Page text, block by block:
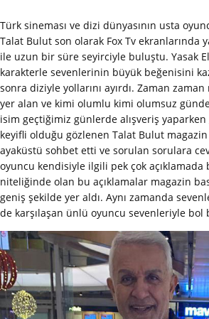
Türk sineması ve dizi dünyasının usta
Talat Bulut son olarak Fox Tv ekranlarında
ile uzun bir süre seyirciyle buluştu. Yasak
karakterle sevenlerinin büyük beğenisini
sonra diziyle yollarını ayırdı. Zaman
yer alan ve kimi olumlu kimi olumsuz
isim geçtiğimiz günlerde alışveriş
keyifli olduğu gözlenen Talat Bulut
ayaküstü sohbet etti ve sorulan sorulara
oyuncu kendisiyle ilgili pek çok
niteliğinde olan bu açıklamalar magazin
geniş şekilde yer aldı. Aynı zamanda
de karşılaşan ünlü oyuncu sevenleriyle